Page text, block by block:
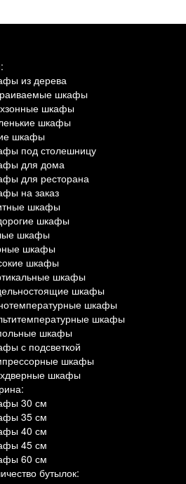
из дерева
шкафы
шкафы
шкафы
шкафы
под столешницу
для дома
для ресторана
на заказ
шкафы
шкафы
шкафы
шкафы
шкафы
шкафы
шкафы
шкафы
шкафы
шкафы
с подсветкой
шкафы
шкафы
30 см
35 см
40 см
45 см
60 см
бутылок: